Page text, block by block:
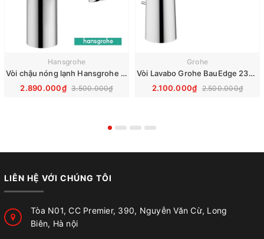
Hansgrohe
Vòi chậu nóng lạnh Hansgrohe Vernis Blend 100 71571000
2.890.000₫ 3.500.000₫
Grohe
Vòi Lavabo Grohe BauEdge 23328000
2.100.000₫ 2.500.000₫
LIÊN HỆ VỚI CHÚNG TÔI
Tòa N01, CC Premier, 390, Nguyễn Văn Cừ, Long
Biên, Hà nội